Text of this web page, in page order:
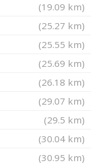
(19.09 km)
(25.27 km)
(25.55 km)
(25.69 km)
(26.18 km)
(29.07 km)
(29.5 km)
(30.04 km)
(30.95 km)